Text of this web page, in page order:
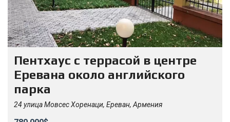
Пентхаус с террасой в центре
Еревана около английского
парка
24 улица Мовсес Хоренаци, Ереван, Армения